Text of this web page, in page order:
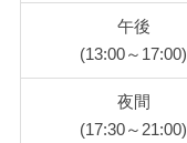
午後
(13:00～17:00)
夜間
(17:30～21:00)